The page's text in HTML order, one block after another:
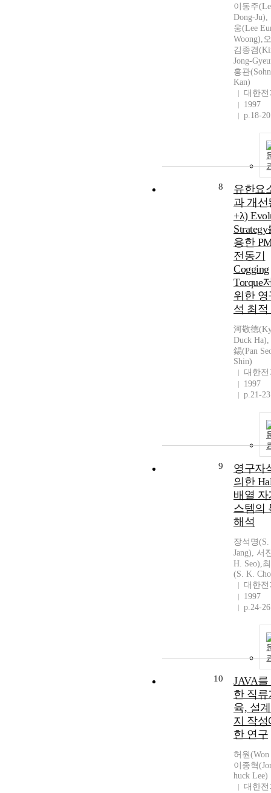
이동주
Dong-Ju),
웅(Lee
Woong),
김종겸
Jong-
홍관
Kan)
대한
1997
p.18-20
8
유한요
과 개선
+λ)
용한
전동기
Cogging
Torque
위한 영
석 최적
河敬德
Duck
錫(Pan
Shin)
대한
1997
p.21-23
9
영구자
의한
배열 자
스템의
해석
장석명
Jang), 서
H. Seo),
(S. K.
대한
1997
p.24-26
10
JAVA
한 직류
육, 설
지 작성
한 연구
허원
이종혁
huck Lee)
대한